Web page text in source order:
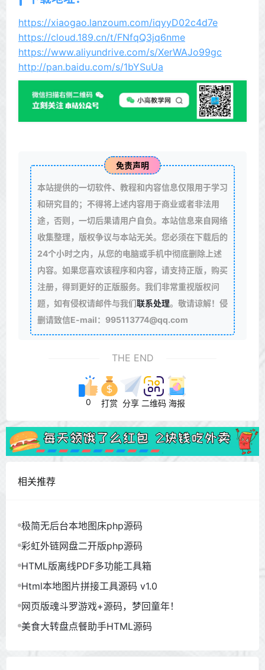
https://xiaogao.lanzoum.com/iqyyD02c4d7e
https://cloud.189.cn/t/FNfqQ3jq6nme
https://www.aliyundrive.com/s/XerWAJo99gc
http://pan.baidu.com/s/1bYSuUa
免责声明
本站提供的一切软件、教程和内容信息仅限用于学习
和研究目的；不得将上述内容用于商业或者非法用
途，否则，一切后果请用户自负。本站信息来自网络
收集整理，版权争议与本站无关。您必须在下载后的
24个小时之内，从您的电脑或手机中彻底删除上述
内容。如果您喜欢该程序和内容，请支持正版，购买
注册，得到更好的正版服务。我们非常重视版权问
题，如有侵权请邮件与我们联系处理。敬请谅解！侵
删请致信E-mail：995113774@qq.com
THE END
0 打赏 分享 二维码 海报
相关推荐
极简无后台本地图床php源码
彩虹外链网盘二开版php源码
HTML版离线PDF多功能工具箱
Html本地图片拼接工具源码 v1.0
网页版魂斗罗游戏+源码，梦回童年！
美食大转盘点餐助手HTML源码